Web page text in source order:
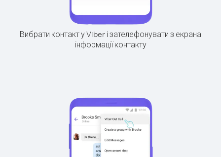
Вибрати контакт у Viber і зателефонувати з екрана
інформації контакту